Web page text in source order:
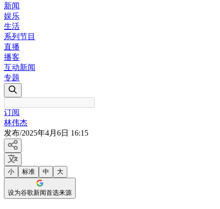
新闻
娱乐
生活
系列节目
直播
播客
互动新闻
专题
订阅
林伟杰
发布/2025年4月6日 16:15
小 标准 中 大
设为谷歌新闻首选来源